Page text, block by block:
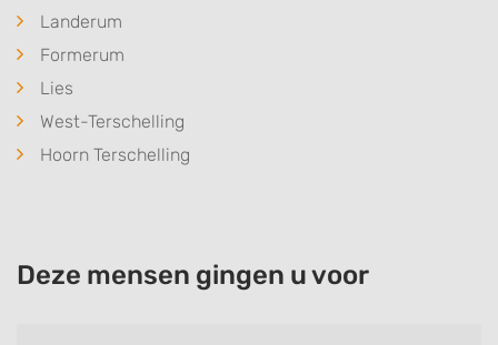
Landerum
Formerum
Lies
West-Terschelling
Hoorn Terschelling
Deze mensen gingen u voor